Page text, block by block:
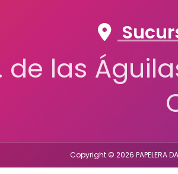
de las
Copyright © 2026 PAPELERA